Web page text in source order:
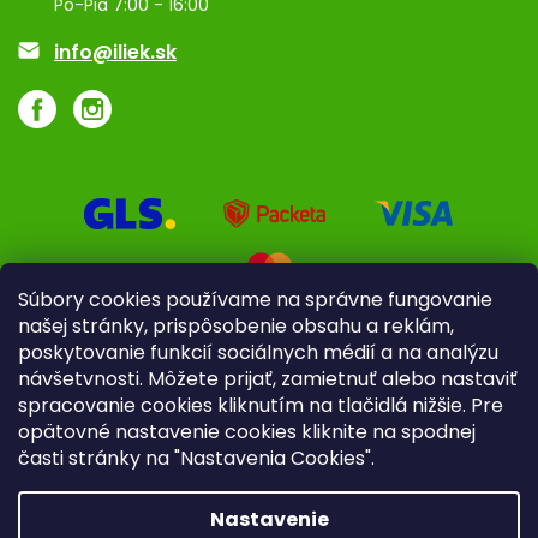
Súbory cookies používame na správne fungovanie
našej stránky, prispôsobenie obsahu a reklám,
poskytovanie funkcií sociálnych médií a na analýzu
návšetvnosti. Môžete prijať, zamietnuť alebo nastaviť
spracovanie cookies kliknutím na tlačidlá nižšie. Pre
opätovné nastavenie cookies kliknite na spodnej
časti stránky na "Nastavenia Cookies".
Nastavenie
Po-Pia 7:00 - 16:00
info@iliek.sk
Pre firmy Poradenstvo
iliek.sk. Všetky práva vyhradené.